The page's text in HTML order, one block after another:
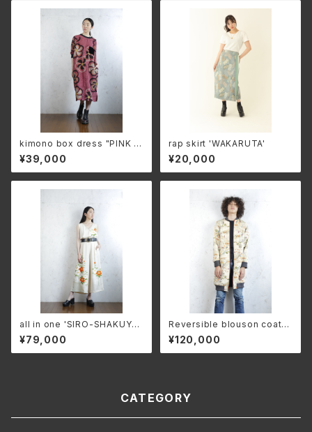
kimono box dress "PINK D
AIRINKA"
¥39,000
rap skirt 'WAKARUTA'
¥20,000
all in one 'SIRO-SHAKUYAK
U'
¥79,000
Reversible blouson coat
'KONJYAKU&AI'
¥120,000
CATEGORY